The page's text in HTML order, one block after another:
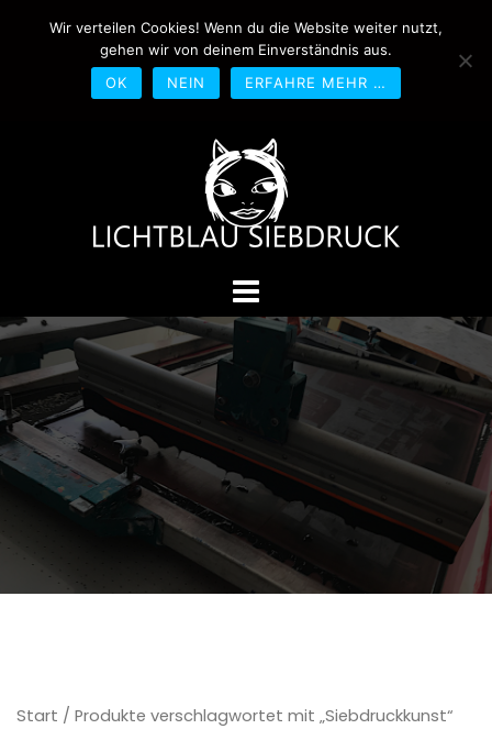
0170-4800361
drucken@lichtblau-
siebdruck.de
Schwedlerstraße 1 - 5 60314
Frankfurt
Start / Produkte verschlagwortet mit „Siebdruckkunst“
Wir verteilen Cookies! Wenn du die Website weiter nutzt,
gehen wir von deinem Einverständnis aus.
OK
NEIN ERFAHRE MEHR …